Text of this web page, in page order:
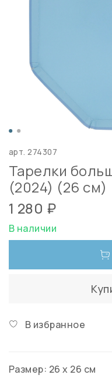
арт.274307
Тарелки
(2024) (26 см)
1 280 ₽
В наличии
В избранное
Размер: 26 х 26 см